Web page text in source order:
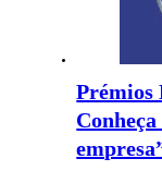
Prémios